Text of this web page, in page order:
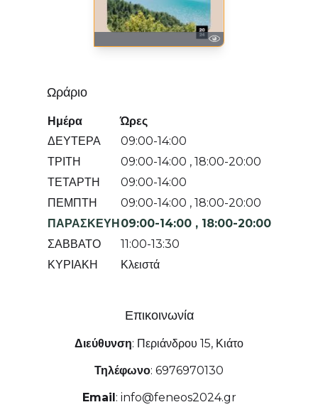
Ωράριο
Ημέρα
Ώρες
ΔΕΥΤΕΡΑ
09:00-14:00
ΤΡΙΤΗ
09:00-14:00 , 18:00-20:00
ΤΕΤΑΡΤΗ
09:00-14:00
ΠΕΜΠΤΗ
09:00-14:00 , 18:00-20:00
ΠΑΡΑΣΚΕΥΗ09:00-14:00 , 18:00-20:00
ΣΑΒΒΑΤΟ
11:00-13:30
ΚΥΡΙΑΚΗ
Κλειστά
Επικοινωνία
Διεύθυνση: Περιάνδρου 15, Κιάτο
Τηλέφωνο: 6976970130
Email: info@feneos2024.gr